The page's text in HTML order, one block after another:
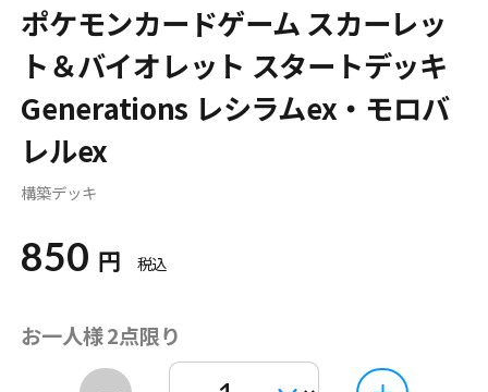
ポケモンカードゲーム スカーレッ
ト＆バイオレット スタートデッキ
Generations レシラムex・モロバ
レルex
構築デッキ
850 円 税込
お一人様 2点限り